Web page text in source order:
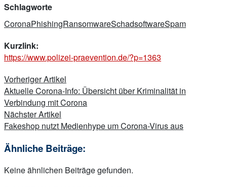
Schlagworte
CoronaPhishingRansomwareSchadsoftwareSpam
Kurzlink:
https://www.polizei-praevention.de/?p=1363
Beitragsnavigation
Vorheriger Artikel
Aktuelle Corona-Info: Übersicht über Kriminalität in
Verbindung mit Corona
Nächster Artikel
Fakeshop nutzt Medienhype um Corona-Virus aus
Ähnliche Beiträge:
Keine ähnlichen Beiträge gefunden.